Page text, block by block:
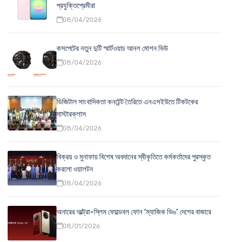
প্রযুক্তিপ্রেমীরা
08/04/2026
কসপেটের নতুন দুটি স্মার্টওয়াচ আনল মোশন ভিউ
08/04/2026
ডিজিটাল সাংবাদিকতা কনটেন্ট তৈরিতে এনএসইউতে টিকটকের
মাস্টারক্লাস
08/04/2026
বিক্রয় ও মুনাফায় বিশেষ অবদানের স্বীকৃতিতে কর্মকর্তাদের পুরস্কৃত
করলো ওয়ালটন
08/04/2026
অনারের আল্ট্রা-স্লিম ফোল্ডেবল ফোন ‘ম্যাজিক ভি৬’ দেশের বাজারে
08/01/2026